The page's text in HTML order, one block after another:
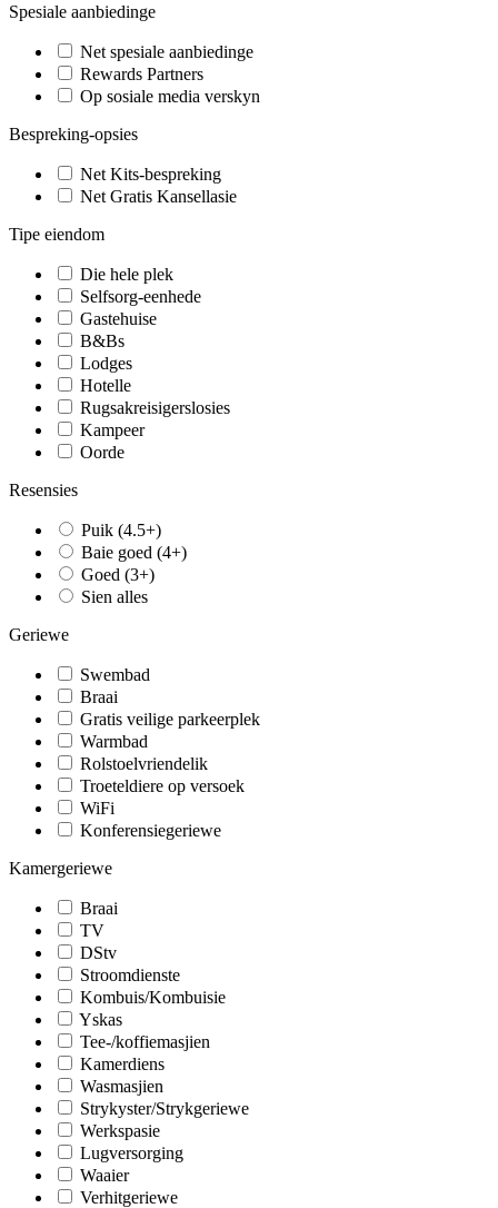
Spesiale aanbiedinge
Net spesiale aanbiedinge
Rewards Partners
Op sosiale media verskyn
Bespreking-opsies
Net Kits-bespreking
Net Gratis Kansellasie
Tipe eiendom
Die hele plek
Selfsorg-eenhede
Gastehuise
B&Bs
Lodges
Hotelle
Rugsakreisigerslosies
Kampeer
Oorde
Resensies
Puik (4.5+)
Baie goed (4+)
Goed (3+)
Sien alles
Geriewe
Swembad
Braai
Gratis veilige parkeerplek
Warmbad
Rolstoelvriendelik
Troeteldiere op versoek
WiFi
Konferensiegeriewe
Kamergeriewe
Braai
TV
DStv
Stroomdienste
Kombuis/Kombuisie
Yskas
Tee-/koffiemasjien
Kamerdiens
Wasmasjien
Strykyster/Strykgeriewe
Werkspasie
Lugversorging
Waaier
Verhitgeriewe